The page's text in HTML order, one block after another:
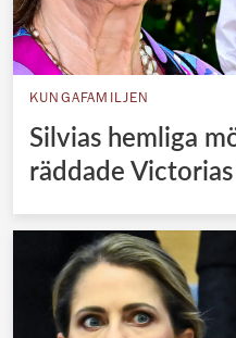
KUNGAFAMILJEN
Silvias hemliga
räddade